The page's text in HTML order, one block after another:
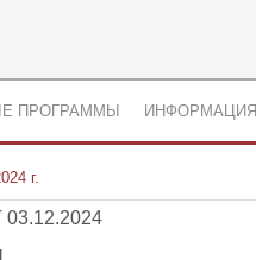
ПРОГРАММЫ ИНФОРМАЦИЯ
г.